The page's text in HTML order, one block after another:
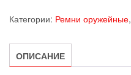
двухточечный
Категории: Ремни оружейные,
ОПИСАНИЕ